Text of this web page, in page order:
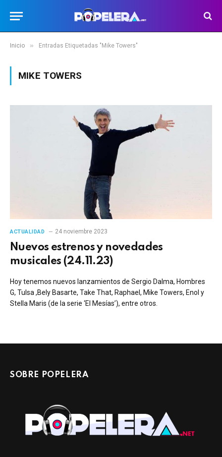
Inicio » Entradas Etiquetadas "Mike Towers"
MIKE TOWERS
ACTUALIDAD 24 noviembre 2023
Nuevos estrenos y novedades
musicales (24.11.23)
Hoy tenemos nuevos lanzamientos de Sergio Dalma, Hombres
G, Tulsa ,Bely Basarte, Take That, Raphael, Mike Towers, Enol y
Stella Maris (de la serie ‘El Mesías’), entre otros.
SOBRE POPELERA